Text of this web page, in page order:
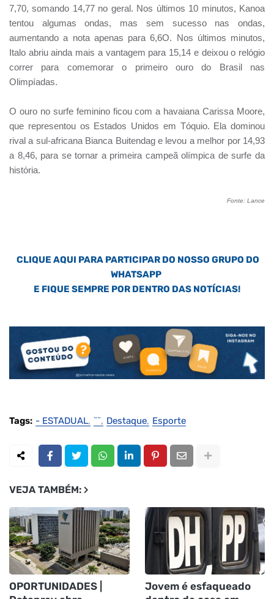
7,70, somando 14,77 no geral. Nos últimos 10 minutos, Kanoa
tentou algumas ondas, mas sem sucesso nas ondas,
aumentando a nota apenas para 6,6O. Nos últimos minutos,
Italo abriu ainda mais a vantagem para 15,14 e deixou o relógio
correr para comemorar o primeiro ouro do Brasil nas
Olimpíadas.
O ouro no surfe feminino ficou com a havaiana Carissa Moore,
que representou os Estados Unidos em Tóquio. Ela dominou
rival a sul-africana Bianca Buitendag e levou a melhor por 14,93
a 8,46, para se tornar a primeira campeã olímpica de surfe da
história.
Fonte: Lance
CLIQUE AQUI PARA PARTICIPAR DO NOSSO GRUPO DO
WHATSAPP
E FIQUE SEMPRE POR DENTRO DAS NOTÍCIAS!
Tags: - ESTADUAL ¨¨ Destaque Esporte
VEJA TAMBÉM:
OPORTUNIDADES |
Jovem é esfaqueado